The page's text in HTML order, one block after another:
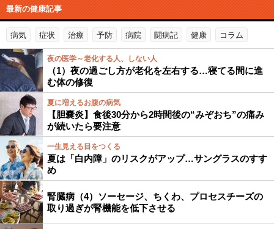
最新の健康記事
病気 症状 治療 予防 病院 闘病記 健康 コラム
夜の医学～老化する人、しない人
（1）夜の過ごし方が老化を左右する…寝てる間に進
む体の修復
夏に増えるお腹の病気
【胆嚢炎】食後30分から2時間後の“みぞおち”の痛み
が続いたら要注意
一生見える目をつくる
夏は「白内障」のリスクがアップ…サングラスのすす
め
腎臓病（4）ソーセージ、ちくわ、プロセスチーズの
取り過ぎが腎機能を低下させる